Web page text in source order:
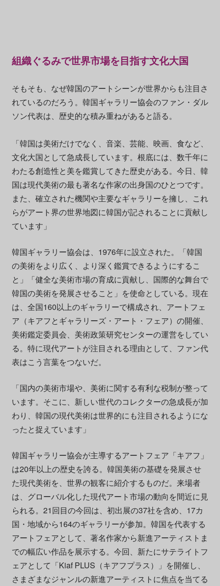
組織ぐるみで世界市場を目指す文化大国
そもそも、なぜ韓国のアートシーンが世界からも注目さ
れているのだろう。韓国ギャラリー協会のファン・ダル
ソン代表は、歴史的な積み重ねがあると語る。
「韓国は美術だけでなく、音楽、芸能、映画、食など、
文化大国として急成長しています。根底には、数千年に
わたる創造性と美を鑑賞してきた歴史がある。今日、韓
国は現代美術の最も著名な作家の出身国のひとつです。
また、確立された機関や主要なギャラリーを擁し、これ
らがアート界の世界地図に韓国が記されることに貢献し
ています」
韓国ギャラリー協会は、1976年に設立された。「韓国
の美術をより広く、より深く鑑賞できるようにするこ
と」「健全な美術市場の育成に貢献し、国際的な舞台で
韓国の美術を発展させること」を使命としている。現在
は、全国160以上のギャラリーで構成され、アートフェ
ア（キアフとギャラリーズ・アート・フェア）の開催、
美術鑑定委員会、美術政策研究センターの運営をしてい
る。特に現代アートが注目される理由として、ファン代
表はこう言葉をつないだ。
「国内の美術市場や、美術に関する有利な税制が整って
います。そこに、新しい世代のコレクターの急成長が加
わり、韓国の現代美術は世界的にも注目されるようにな
ったと捉えています」
韓国ギャラリー協会が主導するアートフェア「キアフ」
は20年以上の歴史を誇る。韓国美術の基礎を発展させ
た現代美術を、世界の観客に紹介するものだ。来場者
は、グローバル化した現代アート市場の動向を間近に見
られる。21回目の今回は、初出展の37社を含め、17カ
国・地域から164のギャラリーが参加。韓国を代表する
アートフェアとして、著名作家から新進アーティストま
での幅広い作品を展示する。今回、新たにサテライトフ
ェアとして「Kiaf PLUS（キアフプラス）」を開催し、
さまざまなジャンルの新進アーティストに焦点を当てる